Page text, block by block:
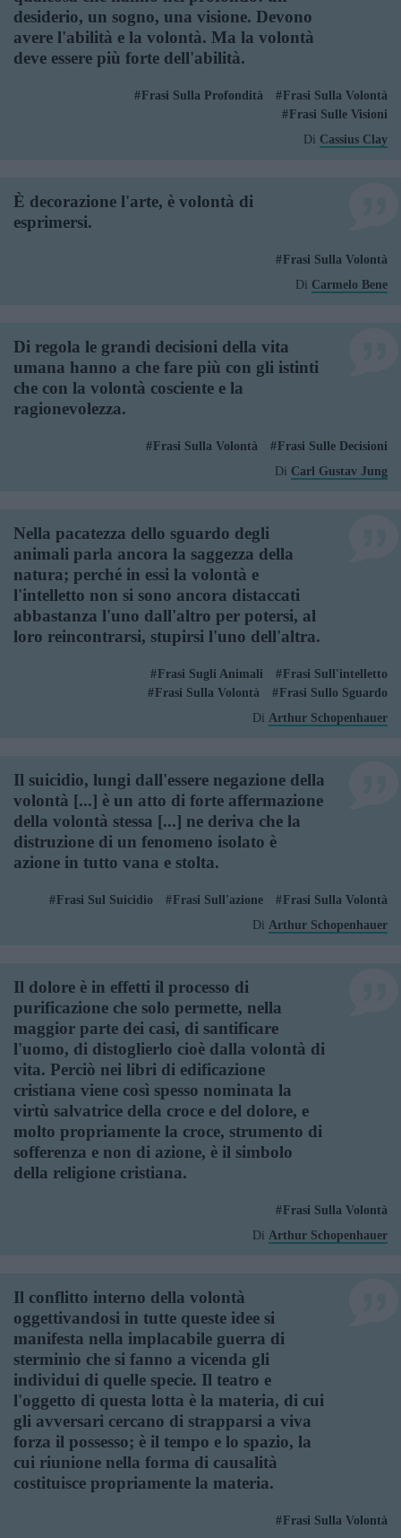
desiderio, un sogno, una visione. Devono
avere l'abilità e la volontà. Ma la volontà
deve essere più forte dell'abilità.
Frasi Sulla Profondità
Frasi Sulla Volontà
Frasi Sulle Visioni
Di Cassius Clay
È decorazione l'arte, è volontà di
esprimersi.
Frasi Sulla Volontà
Di Carmelo Bene
Di regola le grandi decisioni della vita
umana hanno a che fare più con gli istinti
che con la volontà cosciente e la
ragionevolezza.
Frasi Sulla Volontà
Frasi Sulle Decisioni
Di Carl Gustav Jung
Nella pacatezza dello sguardo degli
animali parla ancora la saggezza della
natura; perché in essi la volontà e
l'intelletto non si sono ancora distaccati
abbastanza l'uno dall'altro per potersi, al
loro reincontrarsi, stupirsi l'uno dell'altra.
Frasi Sugli Animali
Frasi Sull'intelletto
Frasi Sulla Volontà
Frasi Sullo Sguardo
Di Arthur Schopenhauer
Il suicidio, lungi dall'essere negazione della
volontà [...] è un atto di forte affermazione
della volontà stessa [...] ne deriva che la
distruzione di un fenomeno isolato è
azione in tutto vana e stolta.
Frasi Sul Suicidio Frasi Sull'azione
Frasi Sulla Volontà
Di Arthur Schopenhauer
Il dolore è in effetti il processo di
purificazione che solo permette, nella
maggior parte dei casi, di santificare
l'uomo, di distoglierlo cioè dalla volontà di
vita. Perciò nei libri di edificazione
cristiana viene così spesso nominata la
virtù salvatrice della croce e del dolore, e
molto propriamente la croce, strumento di
sofferenza e non di azione, è il simbolo
della religione cristiana.
Frasi Sulla Volontà
Di Arthur Schopenhauer
Il conflitto interno della volontà
oggettivandosi in tutte queste idee si
manifesta nella implacabile guerra di
sterminio che si fanno a vicenda gli
individui di quelle specie. Il teatro e
l'oggetto di questa lotta è la materia, di cui
gli avversari cercano di strapparsi a viva
forza il possesso; è il tempo e lo spazio, la
cui riunione nella forma di causalità
costituisce propriamente la materia.
Frasi Sulla Volontà